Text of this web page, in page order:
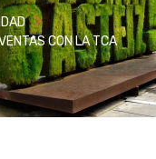
CON LA TCA